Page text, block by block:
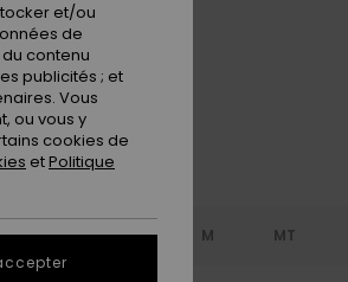
Blue Fog
S MS M MT
et/ou
de
contenu
publicités ; et
Vous
ou vous y
cookies de
etPolitique